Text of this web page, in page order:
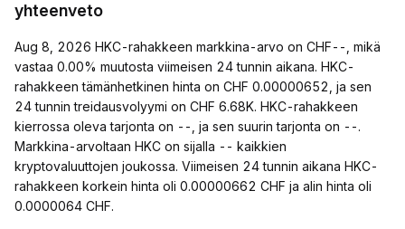
yhteenveto
Aug 8, 2026 HKC-rahakkeen markkina-arvo on CHF--, mikä
vastaa 0.00% muutosta viimeisen 24 tunnin aikana. HKC-
rahakkeen tämänhetkinen hinta on CHF 0.00000652, ja sen
24 tunnin treidausvolyymi on CHF 6.68K. HKC-rahakkeen
kierrossa oleva tarjonta on --, ja sen suurin tarjonta on --.
Markkina-arvoltaan HKC on sijalla -- kaikkien
kryptovaluuttojen joukossa. Viimeisen 24 tunnin aikana HKC-
rahakkeen korkein hinta oli 0.00000662 CHF ja alin hinta oli
0.0000064 CHF.